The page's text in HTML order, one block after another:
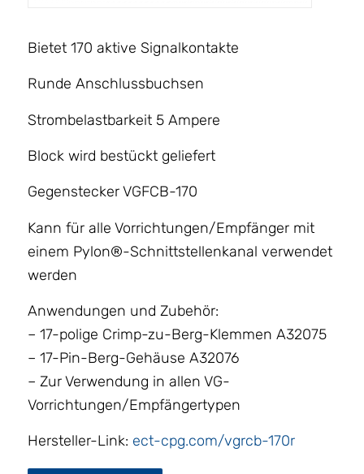
Bietet 170 aktive Signalkontakte
Runde Anschlussbuchsen
Strombelastbarkeit 5 Ampere
Block wird bestückt geliefert
Gegenstecker VGFCB-170
Kann für alle Vorrichtungen/Empfänger mit
einem Pylon®-Schnittstellenkanal verwendet
werden
Anwendungen und Zubehör:
– 17-polige Crimp-zu-Berg-Klemmen A32075
– 17-Pin-Berg-Gehäuse A32076
– Zur Verwendung in allen VG-
Vorrichtungen/Empfängertypen
Hersteller-Link: ect-cpg.com/vgrcb-170r